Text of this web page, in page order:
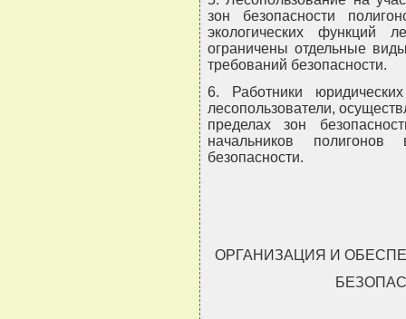
зон безопасности
экологических функций
ограничены отдельные
требований безопасности.
6. Работники
лесопользователи,
пределах зон
начальников
безопасности.
ОРГАНИЗАЦИЯ И